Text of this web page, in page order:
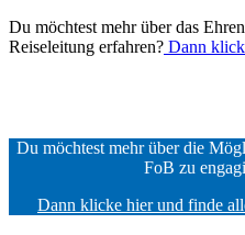
Du möchtest mehr über das
Reiseleitung erfahren? Dann
Du möchtest mehr über die
FoB zu
Dann klicke hier und finde